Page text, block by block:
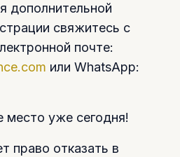
дополнительной
свяжитесь с
почте:
или WhatsApp:
место уже сегодня!
право отказать в